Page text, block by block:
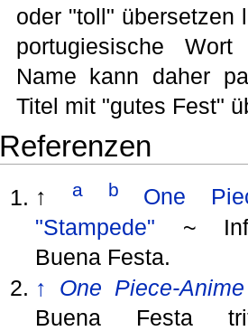
oder "toll" übersetzen
portugiesische
Name kann daher
Titel mit "gutes Fest"
Referenzen
↑ a b
One
"Stampede" ~
Buena Festa.
↑
One Piece-Anime
Buena Festa